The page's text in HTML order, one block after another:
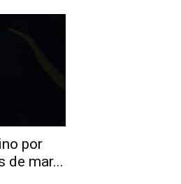
por
de mar...